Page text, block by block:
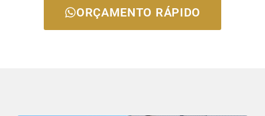
ORÇAMENTO RÁPIDO